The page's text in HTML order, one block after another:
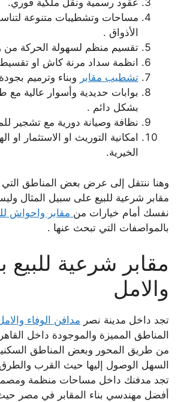
عقود رسمية ونقل ملكية فوري.
مساحات وتشطيبات متنوعة
الأذواق .
تقسيم منظم لسهولة الحركة من
انظمة سداد مرنة كاش او
تشطيب مقابر وبناء وترميم
بوابات حديدية وأسوار عالية مع
بشكل دائم .
نظافة وصيانة دورية مع تشجير
امكانية التوريث او الاستثمار او
الخيرية.
وهنا ننتقل إلى عرض بعض المناطق التي
مقابر شرعية للبيع على سبيل المثال
نفسك أمام خيارات من مقابر واحواش
بالمواصفات التي تبحث عنها .
مقابر شرعية للبيع
والامل
تجد داخل مدينة نصر مدافن الوفاء
المناطق المميزة والموجودة داخل
من طريق المحور وبعض المناطق
السهل الوصول إليها حيث القرب
تجد مدفنك داخل مساحات منظمة
أفضل مهندسي بناء المقابر في مصر